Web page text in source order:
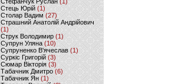
Стець Юрій (1)
Столар Вадим(27)
Страшний Анатолій Андрійович
(1)
Струк Володимир (1)
Супрун Уляна (10)
Супруненко В'ячеслав (1)
Суркіс Григорій (3)
Сюмар Вікторія (3)
Табачник Дмитро (6)
Табачник Ян(1)